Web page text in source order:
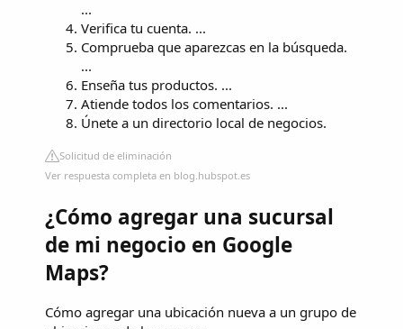
...
Verifica tu cuenta. ...
Comprueba que aparezcas en la búsqueda.
...
Enseña tus productos. ...
Atiende todos los comentarios. ...
Únete a un directorio local de negocios.
Solicitud de eliminación
Ver respuesta completa en blog.hubspot.es
¿Cómo agregar una sucursal
de mi negocio en Google
Maps?
Cómo agregar una ubicación nueva a un grupo de